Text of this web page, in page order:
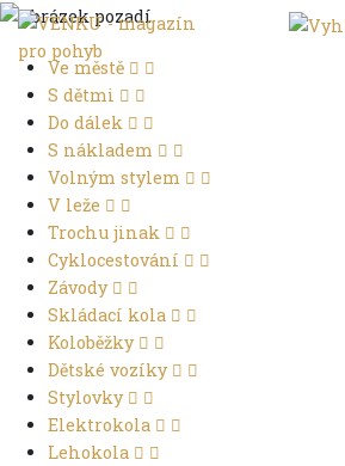
Ve městě
S dětmi
Do dálek
S nákladem
Volným stylem
V leže
Trochu jinak
Cyklocestování
Závody
Skládací kola
Koloběžky
Dětské vozíky
Stylovky
Elektrokola
Lehokola